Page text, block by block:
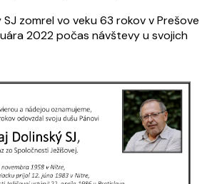
SJ zomrel vo veku 63 rokov v Prešove
2022 počas návštevy u svojich